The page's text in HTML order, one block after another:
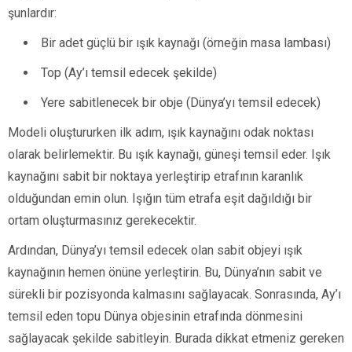
şunlardır:
Bir adet güçlü bir ışık kaynağı (örneğin masa lambası)
Top (Ay’ı temsil edecek şekilde)
Yere sabitlenecek bir obje (Dünya’yı temsil edecek)
Modeli oluştururken ilk adım, ışık kaynağını odak noktası
olarak belirlemektir. Bu ışık kaynağı, güneşi temsil eder. Işık
kaynağını sabit bir noktaya yerleştirip etrafının karanlık
olduğundan emin olun. Işığın tüm etrafa eşit dağıldığı bir
ortam oluşturmasınız gerekecektir.
Ardından, Dünya’yı temsil edecek olan sabit objeyi ışık
kaynağının hemen önüne yerleştirin. Bu, Dünya’nın sabit ve
sürekli bir pozisyonda kalmasını sağlayacak. Sonrasında, Ay’ı
temsil eden topu Dünya objesinin etrafında dönmesini
sağlayacak şekilde sabitleyin. Burada dikkat etmeniz gereken